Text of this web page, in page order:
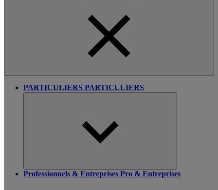
PARTICULIERS PARTICULIERS
Professionnels & Entreprises Pro & Entreprises